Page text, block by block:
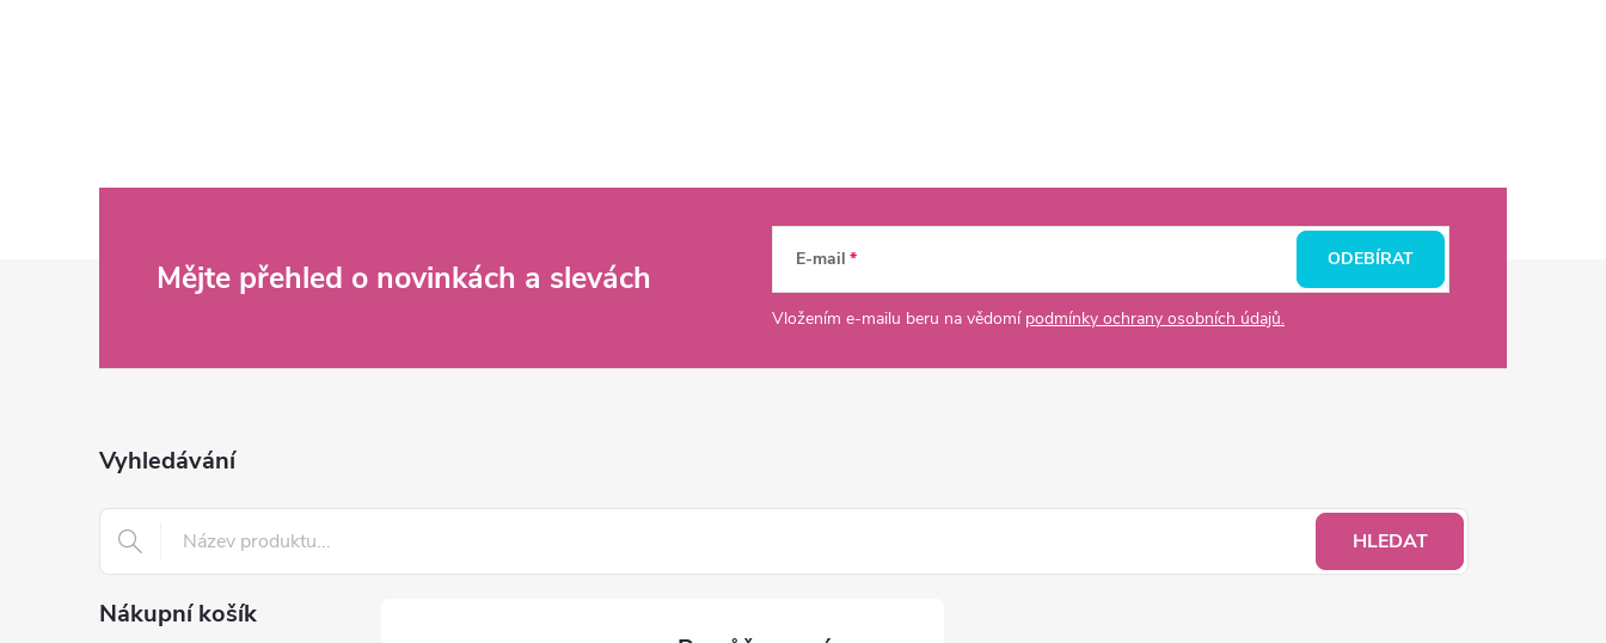
Mějte přehled o novinkách a slevách E-mail
Vložením e-mailu beru na vědomí podmínky ochrany osobních údajů.
ODEBÍRAT
Vyhledávání
HLEDAT
Nákupní košík